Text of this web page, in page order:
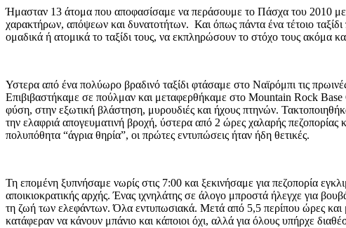
Ήμασταν 13 άτομα που αποφασίσαμε να περάσουμε το Πάσχα του 2010
χαρακτήρων, απόψεων και δυνατοτήτων. Και όπως πάντα ένα τέτοιο
ομαδικά ή ατομικά το ταξίδι τους, να εκπληρώσουν το στόχο τους ακόμα
Υστερα από ένα πολύωρο βραδινό ταξίδι φτάσαμε στο Ναϊρόμπι τις
Επιβιβαστήκαμε σε πούλμαν και μεταφερθήκαμε στο Mountain Rock
φύση, στην εξωτική βλάστηση, μυρουδιές και ήχους πτηνών.
την ελαφριά απογευματινή βροχή, ύστερα από 2 ώρες χαλαρής πεζοπορίας
πολυπόθητα “άγρια θηρία”, οι πρώτες εντυπώσεις ήταν ήδη θετικές.
Τη επομένη ξυπνήσαμε νωρίς στις 7:00 και ξεκινήσαμε για πεζοπορία
αποικιοκρατικής αρχής. Ένας ιχνηλάτης σε άλογο μπροστά ήλεγχε για
τη ζωή των ελεφάντων. Όλα εντυπωσιακά. Μετά από 5,5 περίπου ώρες και
κατάφεραν να κάνουν μπάνιο και κάποιοι όχι, αλλά για όλους υπήρχε